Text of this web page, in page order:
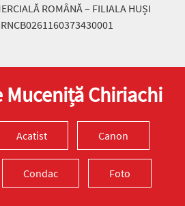
ROMÂNĂ – FILIALA HUȘI
Muceniță Chiriachi
Acatist Canon
Condac Foto